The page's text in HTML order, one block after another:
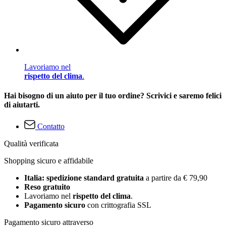
Lavoriamo nel
rispetto del clima.
Hai bisogno di un aiuto per il tuo ordine? Scrivici e saremo felici
di aiutarti.
Contatto
Qualità verificata
Shopping sicuro e affidabile
Italia: spedizione standard gratuita a partire da € 79,90
Reso gratuito
Lavoriamo nel rispetto del clima.
Pagamento sicuro con crittografia SSL
Pagamento sicuro attraverso